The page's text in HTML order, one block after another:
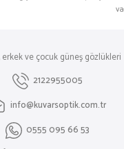
erkek ve çocuk güneş gözlükleri
2122955005
info@kuvarsoptik.com.tr
0555 095 66 53